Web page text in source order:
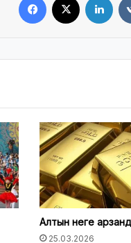
Алтын неге
25.03.2026